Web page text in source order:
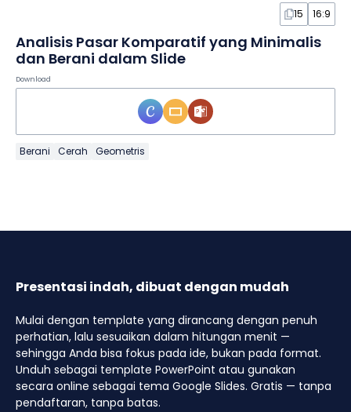
15 16:9
Analisis Pasar Komparatif yang Minimalis
dan Berani dalam Slide
Download
Berani Cerah Geometris
Presentasi indah, dibuat dengan mudah
Mulai dengan template yang dirancang dengan penuh
perhatian, lalu sesuaikan dalam hitungan menit —
sehingga Anda bisa fokus pada ide, bukan pada format.
Unduh sebagai template PowerPoint atau gunakan
secara online sebagai tema Google Slides. Gratis — tanpa
pendaftaran, tanpa batas.